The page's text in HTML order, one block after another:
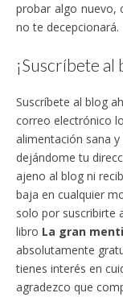
probar algo nuevo,
no te decepcionará.
¡Suscríbete al
Suscríbete al blog
correo electrónico
alimentación sana
dejándome tu
ajeno al blog ni
baja en cualquier
solo por suscribirte
libro La gran
absolutamente
tienes interés en
agradezco que